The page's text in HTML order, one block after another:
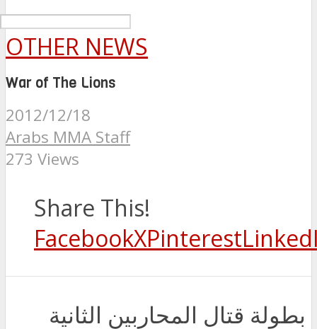
OTHER NEWS
War of The Lions
2012/12/18
Arabs MMA Staff
273 Views
Share This!
FacebookXPinterest